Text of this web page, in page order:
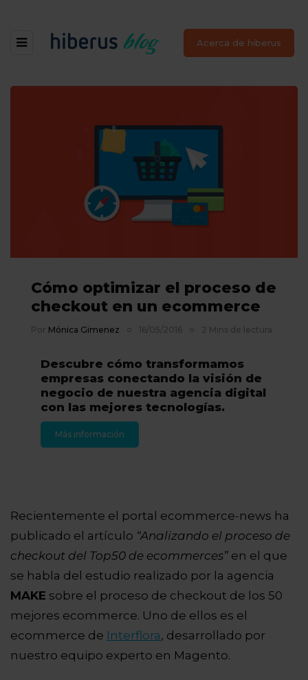
Acerca de hiberus
Cómo optimizar el proceso de
checkout en un ecommerce
Por Mónica Gimenez 16/05/2016 2 Mins de lectura
Descubre cómo transformamos
empresas conectando la visión de
negocio de nuestra agencia digital
con las mejores tecnologías.
Más información
Recientemente el portal ecommerce-news ha
publicado el artículo “Analizando el proceso de
checkout del Top50 de ecommerces” en el que
se habla del estudio realizado por la agencia
MAKE sobre el proceso de checkout de los 50
mejores ecommerce. Uno de ellos es el
ecommerce de Interflora, desarrollado por
nuestro equipo experto en Magento.